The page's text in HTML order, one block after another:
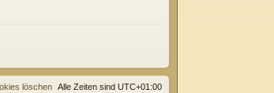
Alle Zeiten sind UTC+01:00
löschen